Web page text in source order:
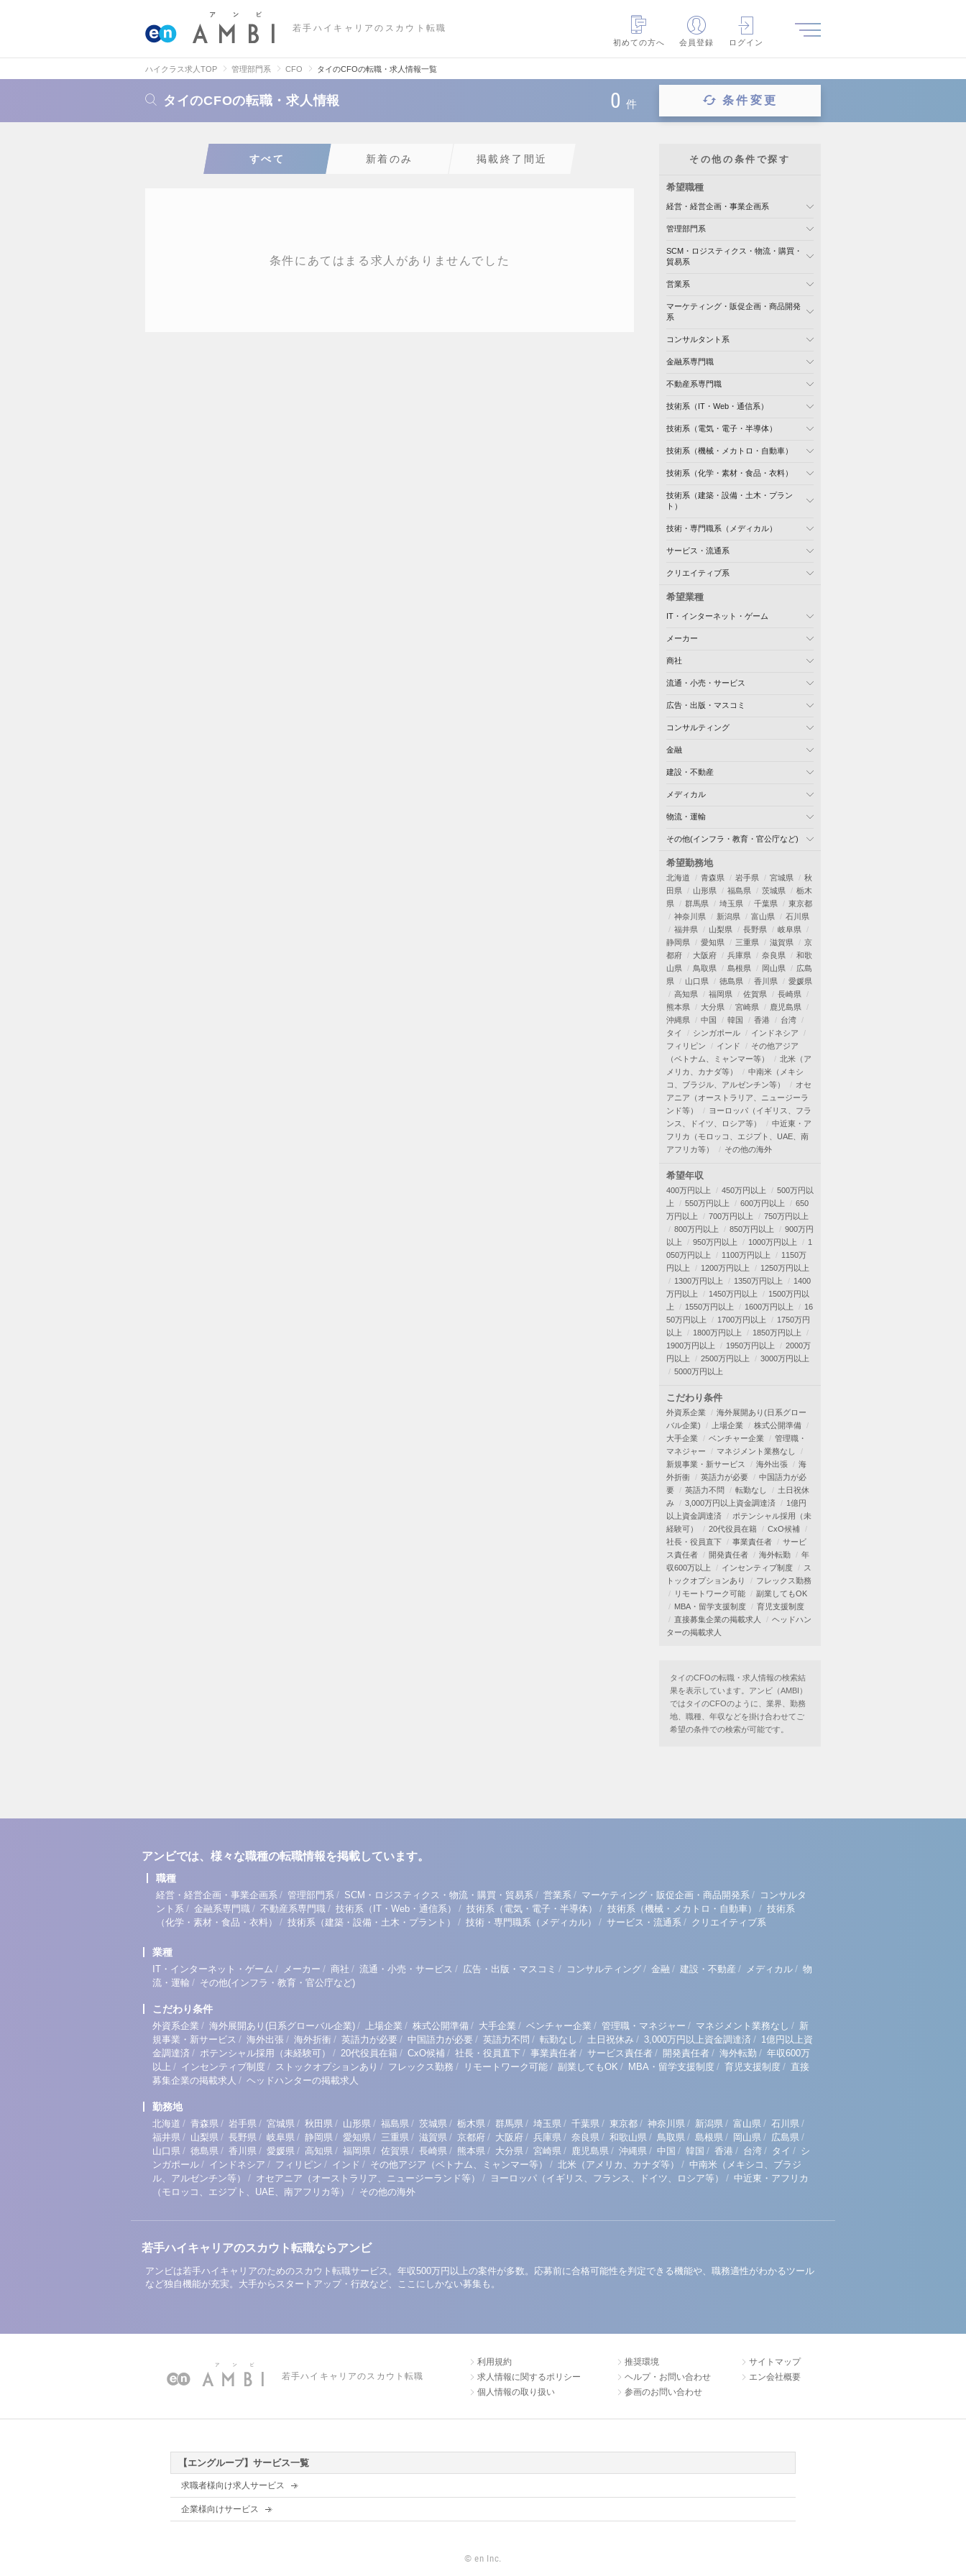
若手ハイキャリアのスカウト転職
初めての方へ
会員登録 ログイン
ハイクラス求人TOP 管理部門系 CFO タイのCFOの転職・求人情報一覧
タイのCFOの転職・求人情報 0 件 条件変更
すべて 新着のみ 掲載終了間近
条件にあてはまる求人がありませんでした
その他の条件で探す
希望職種
経営・経営企画・事業企画系
管理部門系
SCM・ロジスティクス・物流・購買・
貿易系
営業系
マーケティング・販促企画・商品開発
系
コンサルタント系
金融系専門職
不動産系専門職
技術系（IT・Web・通信系）
技術系（電気・電子・半導体）
技術系（機械・メカトロ・自動車）
技術系（化学・素材・食品・衣料）
技術系（建築・設備・土木・プラン
ト）
技術・専門職系（メディカル）
サービス・流通系
クリエイティブ系
希望業種
IT・インターネット・ゲーム
メーカー
商社
流通・小売・サービス
広告・出版・マスコミ
コンサルティング
金融
建設・不動産
メディカル
物流・運輸
その他(インフラ・教育・官公庁など)
希望勤務地
北海道 青森県 岩手県 宮城県
秋
田県
山形県 福島県 茨城県
栃木
県
群馬県 埼玉県 千葉県
東京都
神奈川県
新潟県 富山県
石川県
福井県
山梨県 長野県
岐阜県
静岡県
愛知県 三重県 滋賀県
京
都府
大阪府 兵庫県 奈良県
和歌
山県
鳥取県 島根県 岡山県
広島
県
山口県 徳島県 香川県
愛媛県
高知県
福岡県 佐賀県
長崎県
熊本県
大分県 宮崎県
鹿児島県
沖縄県
中国 韓国 香港
台湾
タイ
シンガポール
インドネシア
フィリピン
インド
その他アジア
（ベトナム、ミャンマー等）
北米（ア
メリカ、カナダ等）
中南米（メキシ
コ、ブラジル、アルゼンチン等）
オセ
アニア（オーストラリア、ニュージーラ
ンド等）
ヨーロッパ（イギリス、フラ
ンス、ドイツ、ロシア等）
中近東・ア
フリカ（モロッコ、エジプト、UAE、南
アフリカ等）
その他の海外
希望年収
400万円以上 450万円以上
500万円以
上
550万円以上 600万円以上
650
万円以上
700万円以上
750万円以上
800万円以上
850万円以上
900万円
以上
950万円以上 1000万円以上
1
050万円以上
1100万円以上
1150万
円以上
1200万円以上
1250万円以上
1300万円以上
1350万円以上
1400
万円以上
1450万円以上
1500万円以
上
1550万円以上 1600万円以上
16
50万円以上
1700万円以上
1750万円
以上
1800万円以上
1850万円以上
1900万円以上
1950万円以上
2000万
円以上
2500万円以上
3000万円以上
5000万円以上
こだわり条件
外資系企業
海外展開あり(日系グロー
バル企業)
上場企業
株式公開準備
大手企業
ベンチャー企業
管理職・
マネジャー
マネジメント業務なし
新規事業・新サービス
海外出張
海
外折衝
英語力が必要
中国語力が必
要
英語力不問 転勤なし
土日祝休
み
3,000万円以上資金調達済
1億円
以上資金調達済
ポテンシャル採用（未
経験可）
20代役員在籍
CxO候補
社長・役員直下
事業責任者
サービ
ス責任者
開発責任者 海外転勤
年
収600万以上
インセンティブ制度
ス
トックオプションあり
フレックス勤務
リモートワーク可能
副業してもOK
MBA・留学支援制度
育児支援制度
直接募集企業の掲載求人
ヘッドハン
ターの掲載求人
タイのCFOの転職・求人情報の検索結
果を表示しています。アンビ（AMBI）
ではタイのCFOのように、業界、勤務
地、職種、年収などを掛け合わせてご
希望の条件での検索が可能です。
アンビでは、様々な職種の転職情報を掲載しています。
職種
経営・経営企画・事業企画系 / 管理部門系 / SCM・ロジスティクス・物流・購買・貿易系 / 営業系 / マーケティング・販促企画・商品開発系 / コンサルタ
ント系 / 金融系専門職 / 不動産系専門職 / 技術系（IT・Web・通信系） / 技術系（電気・電子・半導体） / 技術系（機械・メカトロ・自動車） / 技術系
（化学・素材・食品・衣料）
/ 技術系（建築・設備・土木・プラント） / 技術・専門職系（メディカル） / サービス・流通系 / クリエイティブ系
業種
IT・インターネット・ゲーム / メーカー / 商社 / 流通・小売・サービス / 広告・出版・マスコミ / コンサルティング / 金融 / 建設・不動産 / メディカル / 物
流・運輸 / その他(インフラ・教育・官公庁など)
こだわり条件
外資系企業 / 海外展開あり(日系グローバル企業) / 上場企業 / 株式公開準備 / 大手企業 / ベンチャー企業 / 管理職・マネジャー / マネジメント業務なし / 新
規事業・新サービス / 海外出張 / 海外折衝 / 英語力が必要 / 中国語力が必要 / 英語力不問 / 転勤なし / 土日祝休み / 3,000万円以上資金調達済 / 1億円以上資
金調達済 / ポテンシャル採用（未経験可） / 20代役員在籍 / CxO候補 / 社長・役員直下 / 事業責任者 / サービス責任者 / 開発責任者 / 海外転勤 / 年収600万
以上 / インセンティブ制度 / ストックオプションあり / フレックス勤務 / リモートワーク可能 / 副業してもOK / MBA・留学支援制度 / 育児支援制度 / 直接
募集企業の掲載求人 / ヘッドハンターの掲載求人
勤務地
北海道 / 青森県 / 岩手県 / 宮城県 / 秋田県 / 山形県 / 福島県 / 茨城県 / 栃木県 / 群馬県 / 埼玉県 / 千葉県 / 東京都 / 神奈川県 / 新潟県 / 富山県 / 石川県 /
福井県 / 山梨県 / 長野県 / 岐阜県 / 静岡県 / 愛知県 / 三重県 / 滋賀県 / 京都府 / 大阪府 / 兵庫県 / 奈良県 / 和歌山県 / 鳥取県 / 島根県 / 岡山県 / 広島県 /
山口県 / 徳島県 / 香川県 / 愛媛県 / 高知県 / 福岡県 / 佐賀県 / 長崎県 / 熊本県 / 大分県 / 宮崎県 / 鹿児島県 / 沖縄県 / 中国 / 韓国 / 香港 / 台湾 / タイ / シ
ンガポール / インドネシア / フィリピン / インド / その他アジア（ベトナム、ミャンマー等） / 北米（アメリカ、カナダ等） / 中南米（メキシコ、ブラジ
ル、アルゼンチン等）
/ オセアニア（オーストラリア、ニュージーランド等） / ヨーロッパ（イギリス、フランス、ドイツ、ロシア等） / 中近東・アフリカ
（モロッコ、エジプト、UAE、南アフリカ等）
/ その他の海外
若手ハイキャリアのスカウト転職ならアンビ
アンビは若手ハイキャリアのためのスカウト転職サービス。年収500万円以上の案件が多数。応募前に合格可能性を判定できる機能や、職務適性がわかるツール
など独自機能が充実。大手からスタートアップ・行政など、ここにしかない募集も。
若手ハイキャリアのスカウト転職
利用規約
求人情報に関するポリシー
個人情報の取り扱い
推奨環境
ヘルプ・お問い合わせ
参画のお問い合わせ
サイトマップ
エン会社概要
【エングループ】サービス一覧
求職者様向け求人サービス
企業様向けサービス
© en Inc.